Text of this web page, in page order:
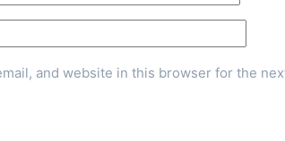
and website in this browser for the